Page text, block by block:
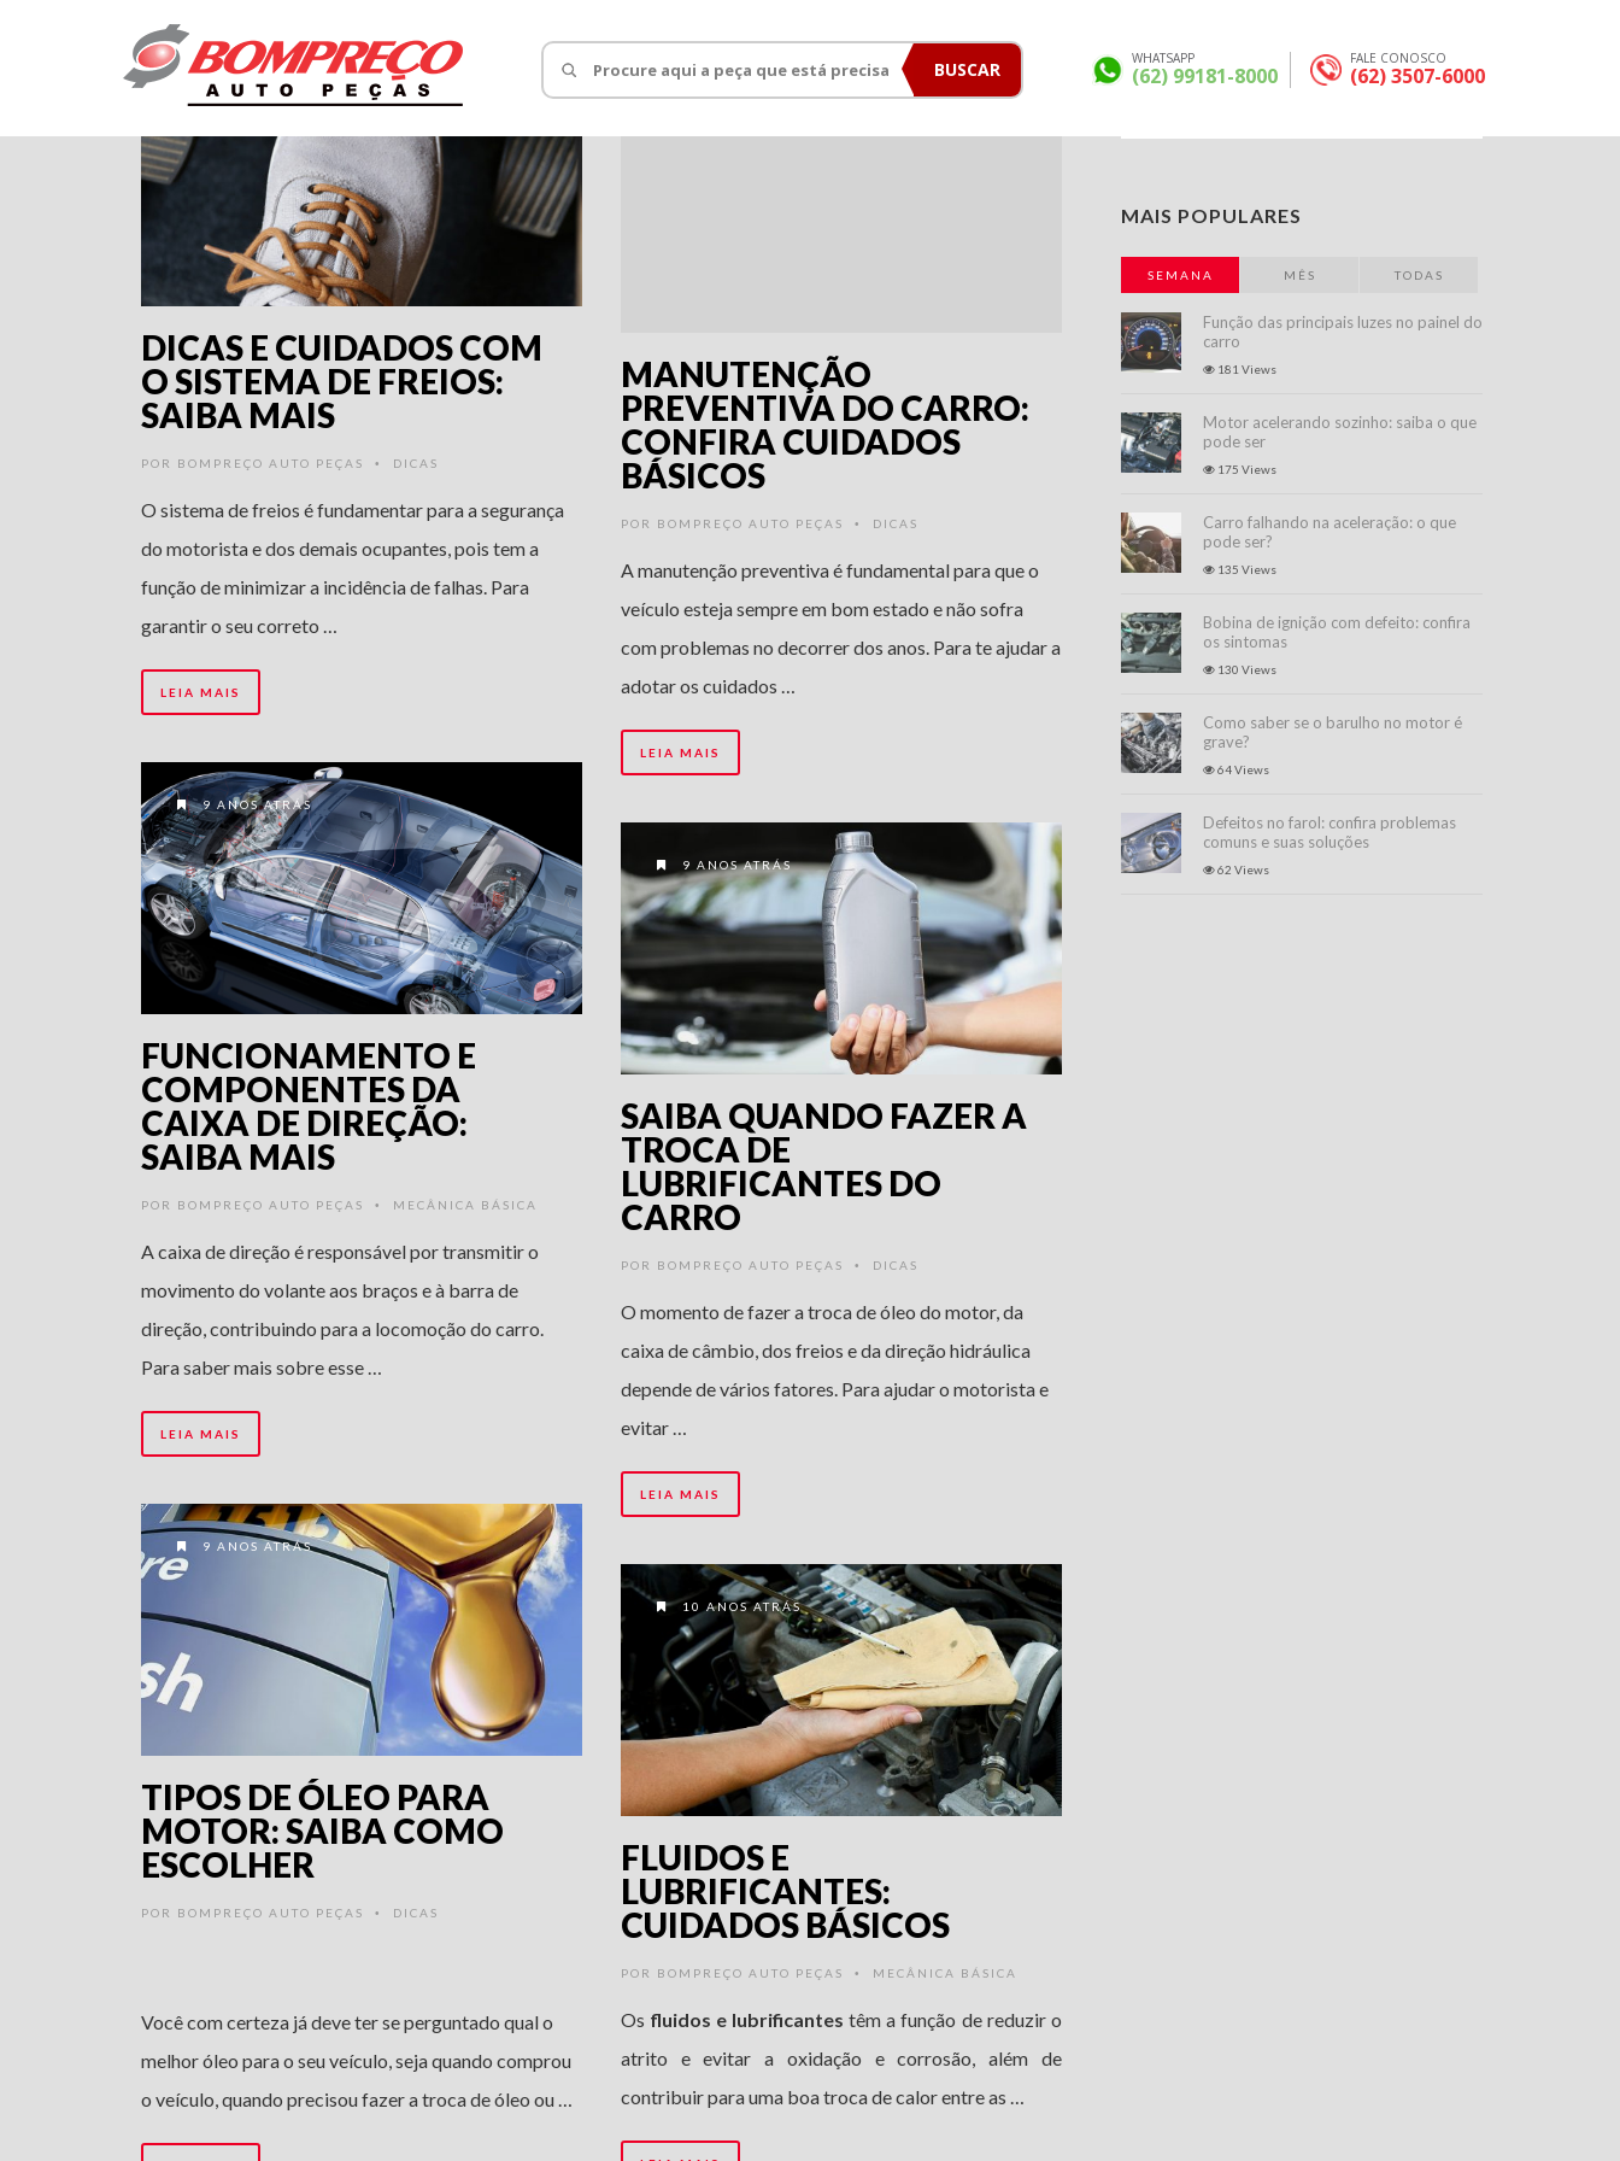
BUSCAR WHATSAPP
(62) 99181-8000
FALE CONOSCO
(62) 3507-6000
9 ANOS ATRÁS
DICAS E CUIDADOS COM
O SISTEMA DE FREIOS:
SAIBA MAIS
POR BOMPREÇO AUTO PEÇAS • DICAS
O sistema de freios é fundamentar para a segurança
do motorista e dos demais ocupantes, pois tem a
função de minimizar a incidência de falhas. Para
garantir o seu correto …
LEIA MAIS
9 ANOS ATRÁS
MANUTENÇÃO
PREVENTIVA DO CARRO:
CONFIRA CUIDADOS
BÁSICOS
POR BOMPREÇO AUTO PEÇAS • DICAS
A manutenção preventiva é fundamental para que o
veículo esteja sempre em bom estado e não sofra
com problemas no decorrer dos anos. Para te ajudar a
adotar os cuidados …
LEIA MAIS
9 ANOS ATRÁS
FUNCIONAMENTO E
COMPONENTES DA
CAIXA DE DIREÇÃO:
SAIBA MAIS
POR BOMPREÇO AUTO PEÇAS • MECÂNICA BÁSICA
A caixa de direção é responsável por transmitir o
movimento do volante aos braços e à barra de
direção, contribuindo para a locomoção do carro.
Para saber mais sobre esse …
LEIA MAIS
9 ANOS ATRÁS
SAIBA QUANDO FAZER A
TROCA DE
LUBRIFICANTES DO
CARRO
POR BOMPREÇO AUTO PEÇAS • DICAS
O momento de fazer a troca de óleo do motor, da
caixa de câmbio, dos freios e da direção hidráulica
depende de vários fatores. Para ajudar o motorista e
evitar …
LEIA MAIS
9 ANOS ATRÁS
TIPOS DE ÓLEO PARA
MOTOR: SAIBA COMO
ESCOLHER
POR BOMPREÇO AUTO PEÇAS • DICAS
Você com certeza já deve ter se perguntado qual o
melhor óleo para o seu veículo, seja quando comprou
o veículo, quando precisou fazer a troca de óleo ou …
10 ANOS ATRÁS
FLUIDOS E
LUBRIFICANTES:
CUIDADOS BÁSICOS
POR BOMPREÇO AUTO PEÇAS • MECÂNICA BÁSICA
Os fluidos e lubrificantes têm a função de reduzir o
atrito e evitar a oxidação e corrosão, além de
contribuir para uma boa troca de calor entre as …
Nenhum campo encontrado.
MAIS POPULARES
SEMANA MÊS TODAS
Função das principais luzes no painel do
carro
181 Views
Motor acelerando sozinho: saiba o que
pode ser
175 Views
Carro falhando na aceleração: o que
pode ser?
135 Views
Bobina de ignição com defeito: confira
os sintomas
130 Views
Como saber se o barulho no motor é
grave?
64 Views
Defeitos no farol: confira problemas
comuns e suas soluções
62 Views